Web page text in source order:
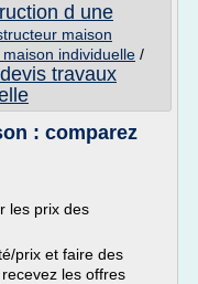
d une
maison
individuelle /
devis travaux
: comparez
les prix des
prix et faire des
les offres